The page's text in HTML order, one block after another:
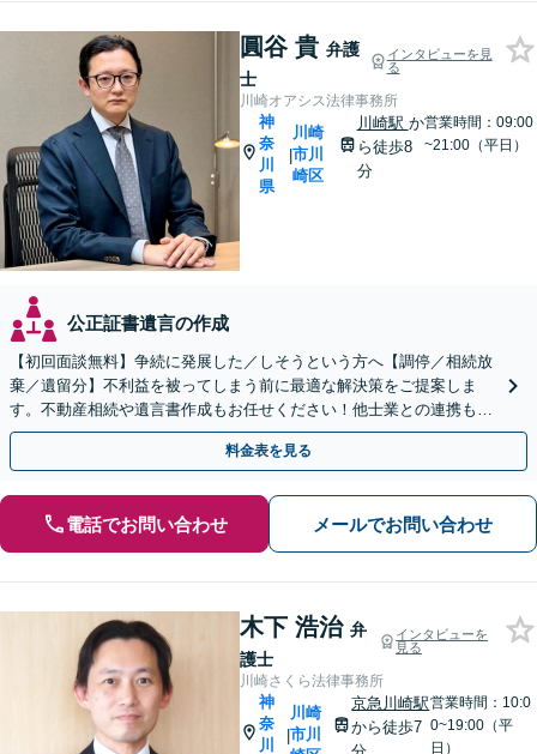
圓谷 貴 弁護
士
インタビューを見
る
川崎オアシス法律事務所
神
奈
川
県
|
川崎
市川
崎区
川崎駅 か
ら徒歩8
分
営業時間：09:00
~21:00（平日）
公正証書遺言の作成
【初回面談無料】争続に発展した／しそうという方へ【調停／相続放
棄／遺留分】不利益を被ってしまう前に最適な解決策をご提案しま
す。不動産相続や遺言書作成もお任せください！他士業との連携も可
能
料金表を見る
電話でお問い合わせ メールでお問い合わせ
木下 浩治 弁
護士
インタビューを
見る
川崎さくら法律事務所
神
奈
川
|
川崎
市川
京急川崎駅
から徒歩7
営業時間：10:0
0~19:00（平
日）